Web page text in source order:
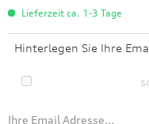
Lieferzeit ca. 1-3 Tage
Hinterlegen Sie Ihre